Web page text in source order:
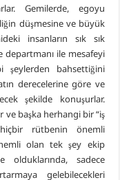
Gemilerde, egoyu
düşmesine ve büyük
insanların sık sık
departmanı ile mesafeyi
bahsettiğini
derecelerine göre ve
şekilde konuşurlar.
ve başka herhangi bir “iş
hiçbir rütbenin önemli
olan tek şey ekip
olduklarında, sadece
gelebilecekleri